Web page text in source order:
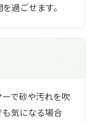
過ごせます。
で砂や汚れを吹
気になる場合